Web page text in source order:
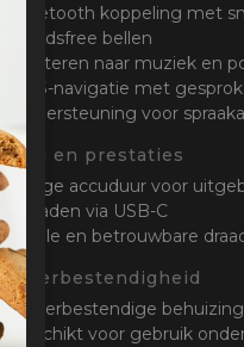
• Bluetooth koppeling met
• Handsfree bellen
• Luisteren naar muziek en
• GPS-navigatie met
• Ondersteuning voor
Accu en prestaties
• Lange accuduur voor
• Opladen via USB-C
• Snelle en betrouwbare
Waterbestendigheid
• Waterbestendige behuizing
• Geschikt voor gebruik